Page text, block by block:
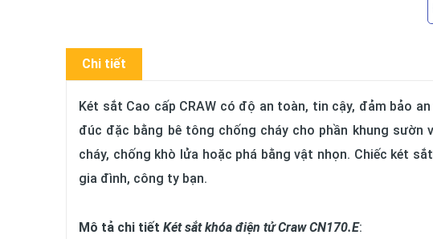
Chi tiết
Két sắt Cao cấp CRAW có độ an toàn, tin cậy, đảm bảo
đúc đặc bằng bê tông chống cháy cho phần khung
cháy, chống khò lửa hoặc phá bằng vật nhọn. Chiếc két
gia đình, công ty bạn.
Mô tả chi tiết Két sắt khóa điện tử Craw CN170.E: